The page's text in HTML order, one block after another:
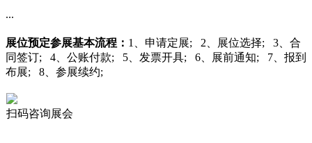
...
展位预定参展基本流程： 1、申请定展; 2、展位选择; 3、合
同签订; 4、公账付款; 5、发票开具; 6、展前通知; 7、报到
布展; 8、参展续约;
扫码咨询展会